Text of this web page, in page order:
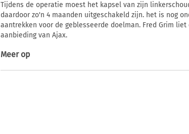
Tijdens de operatie moest het kapsel van zijn
daardoor zo'n 4 maanden uitgeschakeld zijn. het is nog
aantrekken voor de geblesseerde doelman. Fred Grim
aanbieding van Ajax.
Meer op